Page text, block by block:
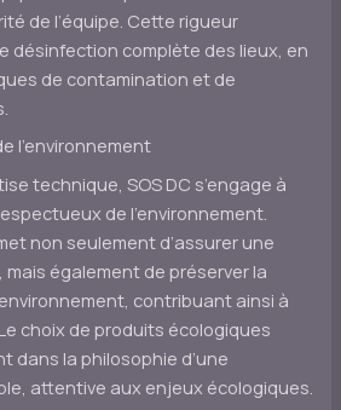
de l’équipe. Cette rigueur
désinfection complète des lieux, en
de contamination et de
l’environnement
technique, SOS DC s’engage à
de l’environnement.
non seulement d’assurer une
également de préserver la
contribuant ainsi à
choix de produits écologiques
dans la philosophie d’une
attentive aux enjeux écologiques.